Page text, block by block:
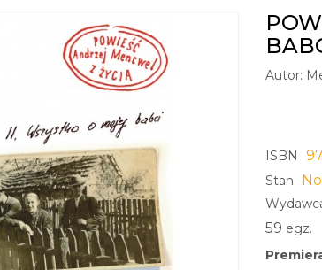
Autor:
ISBN
Stan
59 egz.